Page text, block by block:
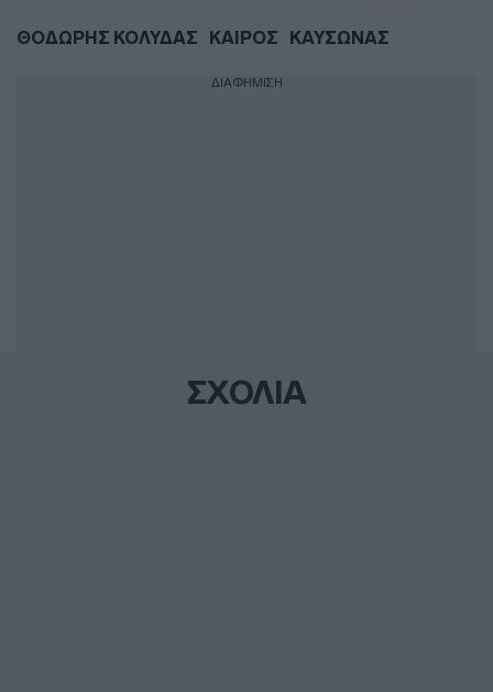
ΘΟΔΩΡΗΣ ΚΟΛΥΔΑΣ ΚΑΙΡΟΣ ΚΑΥΣΩΝΑΣ
ΔΙΑΦΗΜΙΣΗ
ΣΧΟΛΙΑ